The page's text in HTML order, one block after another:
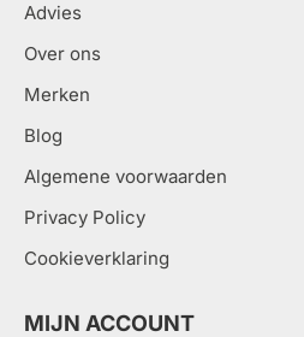
Advies
Over ons
Merken
Blog
Algemene voorwaarden
Privacy Policy
Cookieverklaring
MIJN ACCOUNT